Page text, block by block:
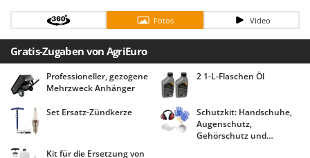
Bodenreinigungsmaschinen
Brutmaschinen Inkubatoren
Bürsten für den Außenbereich
D Dampfreiniger und Dampfbesen
E
Einachsschlepper
Elektrische Tauchpumpen
Barbieri
Batavia
Benassi
Beper
Berkel
Bernardi
Bertolini Pumps
Fotos Video
Gratis-Zugaben von AgriEuro
Professioneller, gezogene
Mehrzweck Anhänger
2 1-L-Flaschen Öl
Set Ersatz-Zündkerze
Schutzkit: Handschuhe,
Augenschutz,
Gehörschutz und
Kit für die Ersetzung von